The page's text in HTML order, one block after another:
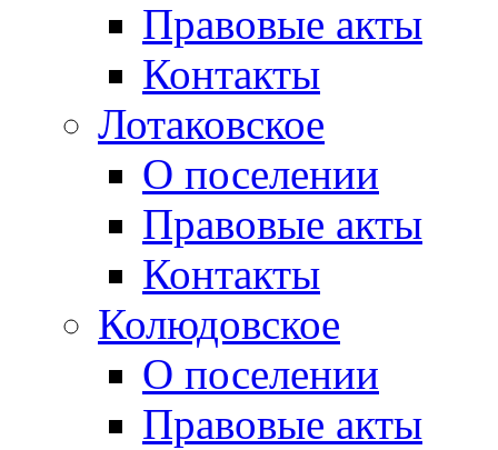
Правовые акты
Контакты
Лотаковское
О поселении
Правовые акты
Контакты
Колюдовское
О поселении
Правовые акты